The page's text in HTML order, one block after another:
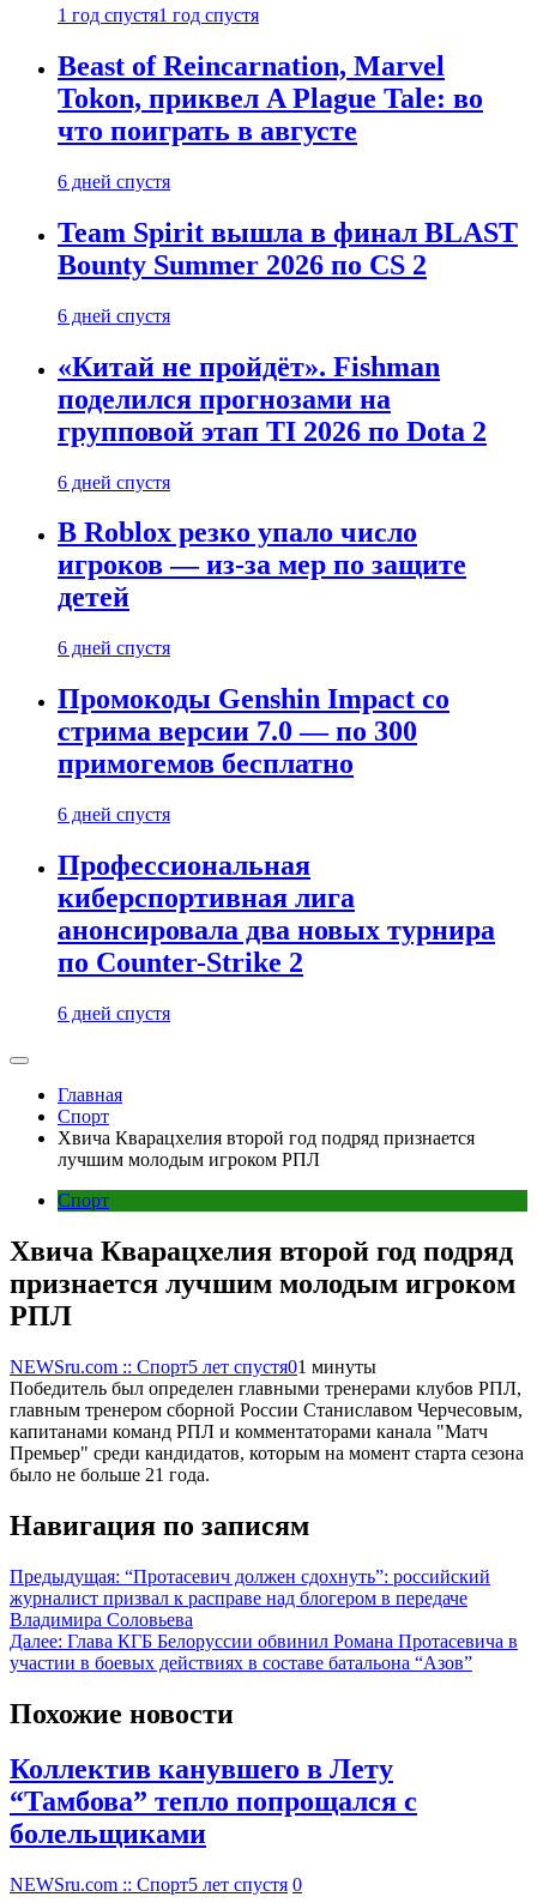
1 год спустя1 год спустя
Beast of Reincarnation, Marvel
Tokon, приквел A Plague Tale: во
что поиграть в августе
6 дней спустя
Team Spirit вышла в финал BLAST
Bounty Summer 2026 по CS 2
6 дней спустя
«Китай не пройдёт». Fishman
поделился прогнозами на
групповой этап TI 2026 по Dota 2
6 дней спустя
В Roblox резко упало число
игроков — из-за мер по защите
детей
6 дней спустя
Промокоды Genshin Impact со
стрима версии 7.0 — по 300
примогемов бесплатно
6 дней спустя
Профессиональная
киберспортивная лига
анонсировала два новых турнира
по Counter-Strike 2
6 дней спустя
Главная
Спорт
Хвича Кварацхелия второй год подряд признается
лучшим молодым игроком РПЛ
Спорт
Хвича Кварацхелия второй год подряд
признается лучшим молодым игроком
РПЛ
NEWSru.com :: Спорт5 лет спустя01 минуты
Победитель был определен главными тренерами клубов РПЛ,
главным тренером сборной России Станиславом Черчесовым,
капитанами команд РПЛ и комментаторами канала "Матч
Премьер" среди кандидатов, которым на момент старта сезона
было не больше 21 года.
Навигация по записям
Предыдущая: “Протасевич должен сдохнуть”: российский
журналист призвал к расправе над блогером в передаче
Владимира Соловьева
Далее: Глава КГБ Белоруссии обвинил Романа Протасевича в
участии в боевых действиях в составе батальона “Азов”
Похожие новости
Коллектив канувшего в Лету
“Тамбова” тепло попрощался с
болельщиками
NEWSru.com :: Спорт5 лет спустя 0